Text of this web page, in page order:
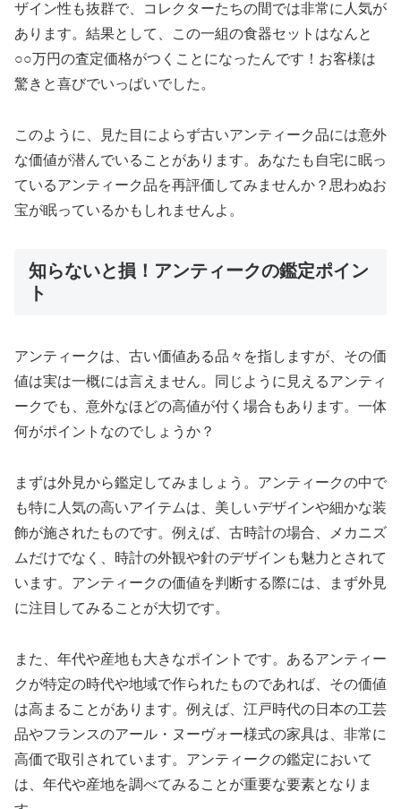
ザイン性も抜群で、コレクターたちの間では非常に人気が
あります。結果として、この一組の食器セットはなんと
○○万円の査定価格がつくことになったんです！お客様は
驚きと喜びでいっぱいでした。
このように、見た目によらず古いアンティーク品には意外
な価値が潜んでいることがあります。あなたも自宅に眠っ
ているアンティーク品を再評価してみませんか？思わぬお
宝が眠っているかもしれませんよ。
知らないと損！アンティークの鑑定ポイン
ト
アンティークは、古い価値ある品々を指しますが、その価
値は実は一概には言えません。同じように見えるアンティ
ークでも、意外なほどの高値が付く場合もあります。一体
何がポイントなのでしょうか？
まずは外見から鑑定してみましょう。アンティークの中で
も特に人気の高いアイテムは、美しいデザインや細かな装
飾が施されたものです。例えば、古時計の場合、メカニズ
ムだけでなく、時計の外観や針のデザインも魅力とされて
います。アンティークの価値を判断する際には、まず外見
に注目してみることが大切です。
また、年代や産地も大きなポイントです。あるアンティー
クが特定の時代や地域で作られたものであれば、その価値
は高まることがあります。例えば、江戸時代の日本の工芸
品やフランスのアール・ヌーヴォー様式の家具は、非常に
高価で取引されています。アンティークの鑑定において
は、年代や産地を調べてみることが重要な要素となりま